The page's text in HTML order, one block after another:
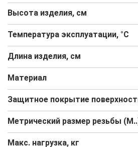
Высота изделия, см
Температура эксплуатации, °C
Длина изделия, см
Материал
Защитное покрытие
Метрический размер резьбы
Макс. нагрузка, кг